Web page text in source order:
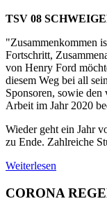
TSV 08
"Zusammenkommen
Fortschritt,
von Henry Ford
diesem Weg bei all
Sponsoren, sowie
Arbeit im Jahr 2020
Wieder geht ein Jahr
zu Ende. Zahlreiche
Weiterlesen
CORONA